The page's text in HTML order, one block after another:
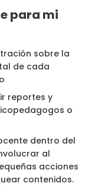
para mi
sobre la
de cada
reportes y
o
dentro del
al
acciones
contenidos.